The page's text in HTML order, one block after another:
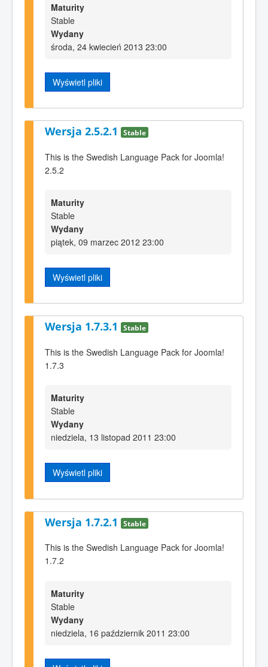
Maturity
Stable
Wydany
środa, 24 kwiecień 2013 23:00
Wyświetl pliki
Wersja 2.5.2.1 Stable
This is the Swedish Language Pack for Joomla!
2.5.2
Maturity
Stable
Wydany
piątek, 09 marzec 2012 23:00
Wyświetl pliki
Wersja 1.7.3.1 Stable
This is the Swedish Language Pack for Joomla!
1.7.3
Maturity
Stable
Wydany
niedziela, 13 listopad 2011 23:00
Wyświetl pliki
Wersja 1.7.2.1 Stable
This is the Swedish Language Pack for Joomla!
1.7.2
Maturity
Stable
Wydany
niedziela, 16 październik 2011 23:00